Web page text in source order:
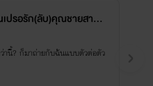
ปรอรัก(ลับ)คุณชายสารเล
านี้? ก็มาถ่ายกับฉันแบบตัวต่อตัว